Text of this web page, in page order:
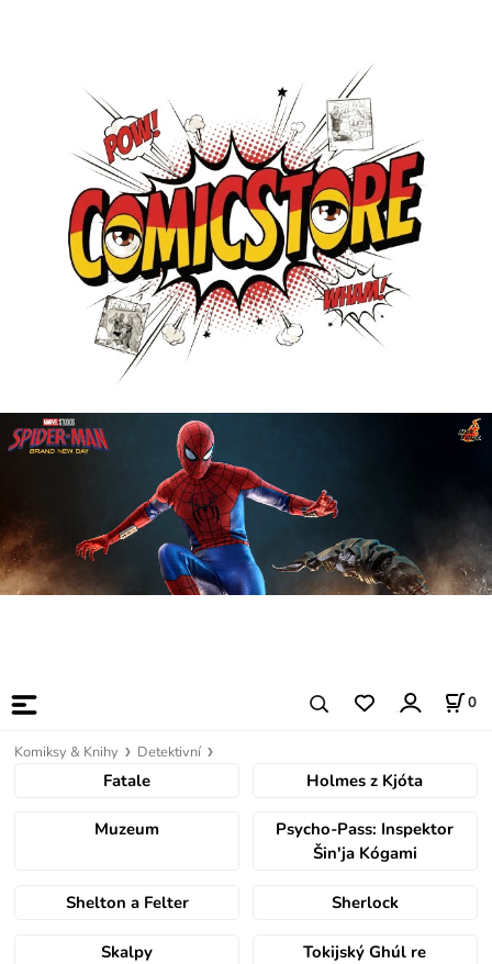
0
Komiksy & Knihy Detektivní
Fatale Holmes z Kjóta
Muzeum
Psycho-Pass: Inspektor
Šin'ja Kógami
Shelton a Felter Sherlock
Skalpy Tokijský Ghúl re